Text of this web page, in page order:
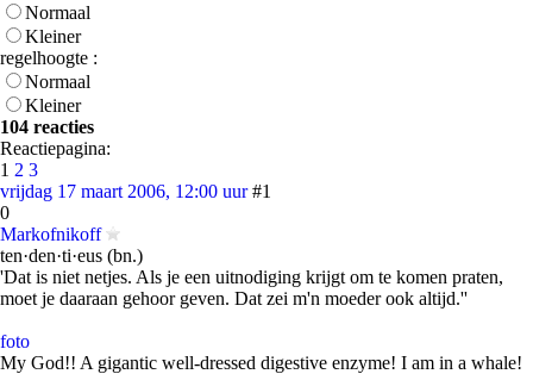
Normaal
Kleiner
regelhoogte :
Normaal
Kleiner
104 reacties
Reactiepagina:
1 2 3
vrijdag 17 maart 2006, 12:00 uur #1
0
Markofnikoff
ten·den·ti·eus (bn.)
'Dat is niet netjes. Als je een uitnodiging krijgt om te komen praten,
moet je daaraan gehoor geven. Dat zei m'n moeder ook altijd.''
foto
My God!! A gigantic well-dressed digestive enzyme! I am in a whale!